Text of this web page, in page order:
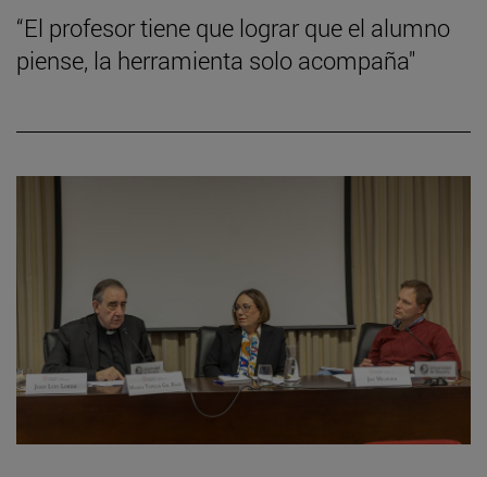
“El profesor tiene que lograr que el alumno
piense, la herramienta solo acompaña"